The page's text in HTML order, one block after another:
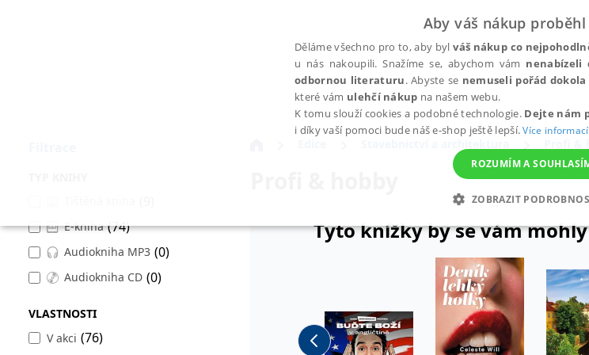
E-kniha (74)
Audiokniha MP3 (0)
Audiokniha CD (0)
VLASTNOSTI
V akci (76)
Tyto knížky by se vám
Aby váš nákup proběhl
Děláme všechno pro to, aby bylváš nákup co
u nás nakoupili. Snažíme se, abychom vám nenabízeli
odbornou literaturu. Abyste se nemuseli pořád
které vám ulehčí nákup na našem webu.
K tomu slouží cookies a podobné technologie. Dejte nám
i díky vaší pomoci bude náš e-shop ještě lepší.Více informací
ROZUMÍM A
ZOBRAZIT
NEZBYTNÉ ANALYTICKÉ MARKETINGOVÉ
Analytické Marketingové
Nezbytně nutné soubory cookie umožňují základní funkce webových stránek, jako je přihlášení uživatele a správa účtu.